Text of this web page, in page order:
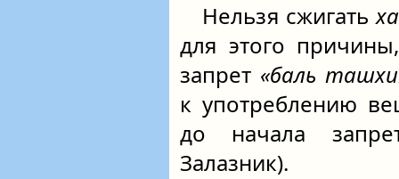
Нельзя сжигать
для этого
запрет «баль
к употреблению
до начала
Залазник).